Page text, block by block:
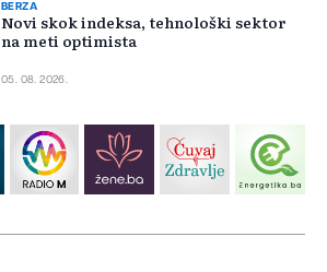
BERZA
Novi skok indeksa, tehnološki sektor
na meti optimista
05. 08. 2026.